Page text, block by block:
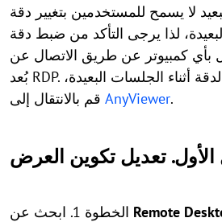
لا يسمح للمستخدمين بتغيير دقة
لذا يرجى التأكد من ضبط دقة
بأي كمبيوتر عن طريق الاتصال عن
بُعد RDP. إذا كنت بحاجة لتغيير الدقة أثناء الجلسات البعيدة،
AnyViewer.
الأول. تعديل تكوين العرض
Remote